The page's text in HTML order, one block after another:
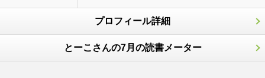
プロフィール詳細
とーこさんの7月の読書メーター